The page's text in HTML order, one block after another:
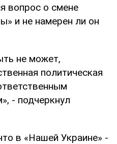
вопрос о смене
и не намерен ли он
не может,
политическая
- подчеркнул
в «Нашей Украине» -